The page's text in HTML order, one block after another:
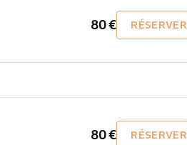
80 € RÉSERVER
80 € RÉSERVER